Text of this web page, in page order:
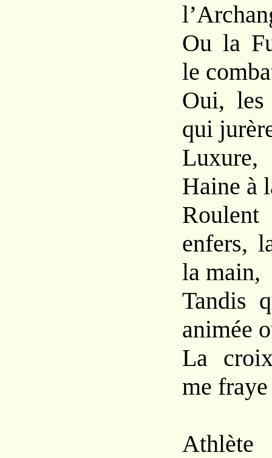
Ou la
le
Oui, les
qui
Haine à
enfers,
la main,
Tandis
animée
La
me